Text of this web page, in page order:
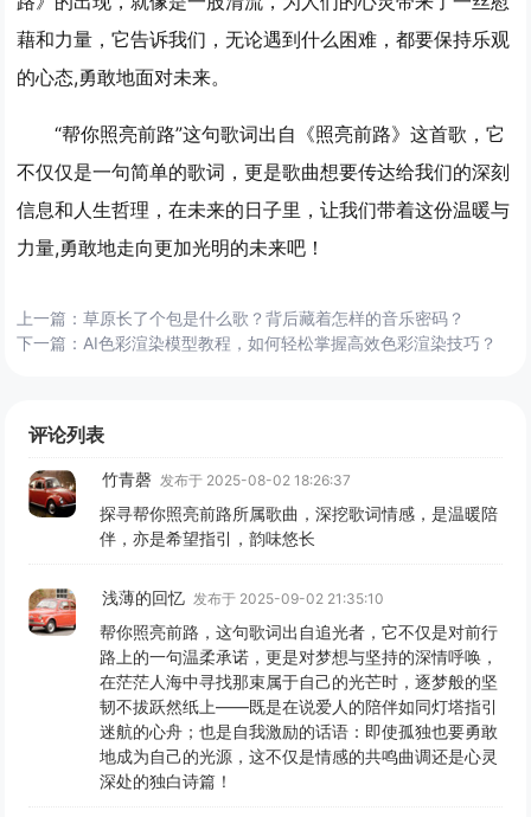
藉和力量，它告诉我们，无论遇到什么困难，都要保持乐观
的心态,勇敢地面对未来。
“帮你照亮前路”这句歌词出自《照亮前路》这首歌，它
不仅仅是一句简单的歌词，更是歌曲想要传达给我们的深刻
信息和人生哲理，在未来的日子里，让我们带着这份温暖与
力量,勇敢地走向更加光明的未来吧！
上一篇：草原长了个包是什么歌？背后藏着怎样的音乐密码？
下一篇： AI色彩渲染模型教程，如何轻松掌握高效色彩渲染技巧？
评论列表
竹青磬 发布于 2025-08-02 18:26:37
探寻帮你照亮前路所属歌曲，深挖歌词情感，是温暖陪
伴，亦是希望指引，韵味悠长
浅薄的回忆 发布于 2025-09-02 21:35:10
帮你照亮前路，这句歌词出自追光者，它不仅是对前行
路上的一句温柔承诺，更是对梦想与坚持的深情呼唤，
在茫茫人海中寻找那束属于自己的光芒时，逐梦般的坚
韧不拔跃然纸上——既是在说爱人的陪伴如同灯塔指引
迷航的心舟；也是自我激励的话语：即使孤独也要勇敢
地成为自己的光源，这不仅是情感的共鸣曲调还是心灵
深处的独白诗篇！